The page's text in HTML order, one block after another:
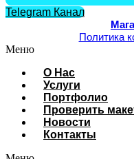
Telegram Канал
Политика
Меню
О Нас
Услуги
Портфолио
Проверить
Новости
Контакты